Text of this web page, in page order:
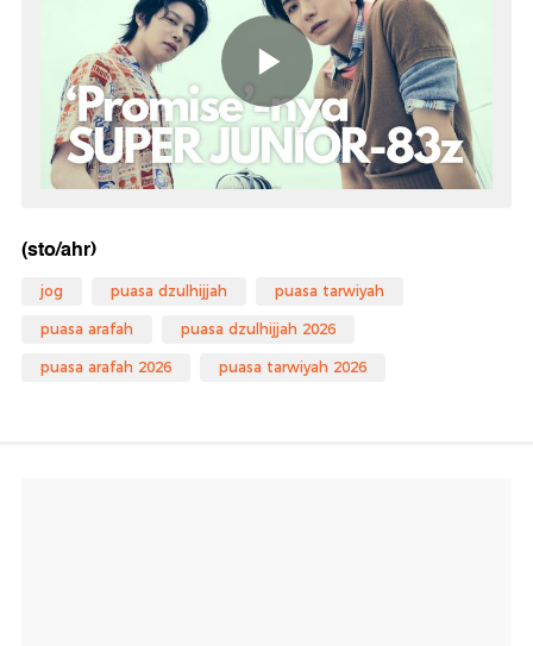
(sto/ahr)
jog puasa dzulhijjah puasa tarwiyah
puasa arafah puasa dzulhijjah 2026
puasa arafah 2026 puasa tarwiyah 2026